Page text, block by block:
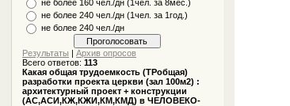
не более 160 чел./дн (1чел. за 8мес.)
не более 240 чел./дн (1чел. за 1год.)
не более 240 чел./дн
Результаты |Архив опросов
Всего ответов:113
Какая общая трудоемкость (ТРобщая)
разработки проекта церкви (зал 100м2) :
архитектурный проект + конструкции
(АС,АСИ,КЖ,КЖИ,КМ,КМД) в ЧЕЛОВЕКО-